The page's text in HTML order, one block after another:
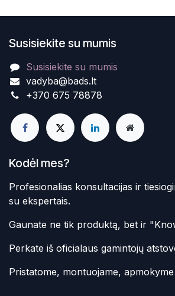
Susisiekite su mumis
Susisiekite su mumis
vadyba@bads.lt
+370 675 78878
Kodėl mes?
Profesionalias konsultacijas ir
su ekspertais.
Gaunate ne tik produktą, bet ir
Perkate iš oficialaus gamintojų
Pristatome, montuojame,